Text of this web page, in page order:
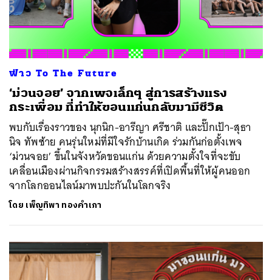
ฟ่าว To The Future
‘ม่วนจอย’ จากเพจเล็กๆ สู่การสร้างแรง
กระเพื่อม ที่ทำให้ขอนแก่นกลับมามีชีวิต
พบกับเรื่องราวของ นุกนิก-อารีญา ศรีชาติ และปั๊กเป้า-สุธา
นิจ ทัพซ้าย คนรุ่นใหม่ที่มีใจรักบ้านเกิด ร่วมกันก่อตั้งเพจ
‘ม่วนจอย’ ขึ้นในจังหวัดขอนแก่น ด้วยความตั้งใจที่จะขับ
เคลื่อนเมืองผ่านกิจกรรมสร้างสรรค์ที่เปิดพื้นที่ให้ผู้คนออก
จากโลกออนไลน์มาพบปะกันในโลกจริง
โดย เพ็ญทิพา ทองคำเภา